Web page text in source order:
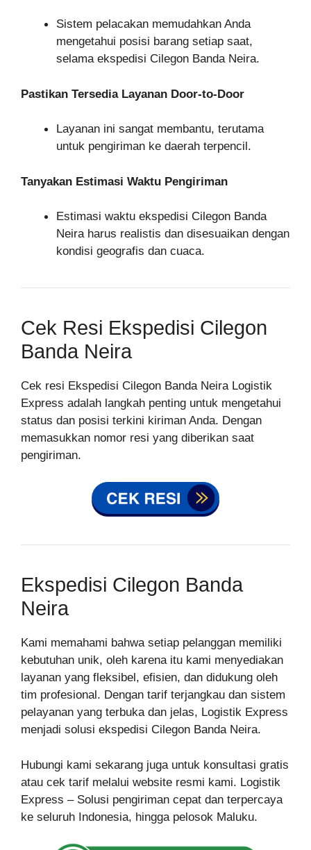
Sistem pelacakan memudahkan Anda
mengetahui posisi barang setiap saat,
selama ekspedisi Cilegon Banda Neira.
Pastikan Tersedia Layanan Door-to-Door
Layanan ini sangat membantu, terutama
untuk pengiriman ke daerah terpencil.
Tanyakan Estimasi Waktu Pengiriman
Estimasi waktu ekspedisi Cilegon Banda
Neira harus realistis dan disesuaikan dengan
kondisi geografis dan cuaca.
Cek Resi Ekspedisi Cilegon
Banda Neira
Cek resi Ekspedisi Cilegon Banda Neira Logistik
Express adalah langkah penting untuk mengetahui
status dan posisi terkini kiriman Anda. Dengan
memasukkan nomor resi yang diberikan saat
pengiriman.
Ekspedisi Cilegon Banda
Neira
Kami memahami bahwa setiap pelanggan memiliki
kebutuhan unik, oleh karena itu kami menyediakan
layanan yang fleksibel, efisien, dan didukung oleh
tim profesional. Dengan tarif terjangkau dan sistem
pelayanan yang terbuka dan jelas, Logistik Express
menjadi solusi ekspedisi Cilegon Banda Neira.
Hubungi kami sekarang juga untuk konsultasi gratis
atau cek tarif melalui website resmi kami. Logistik
Express – Solusi pengiriman cepat dan terpercaya
ke seluruh Indonesia, hingga pelosok Maluku.